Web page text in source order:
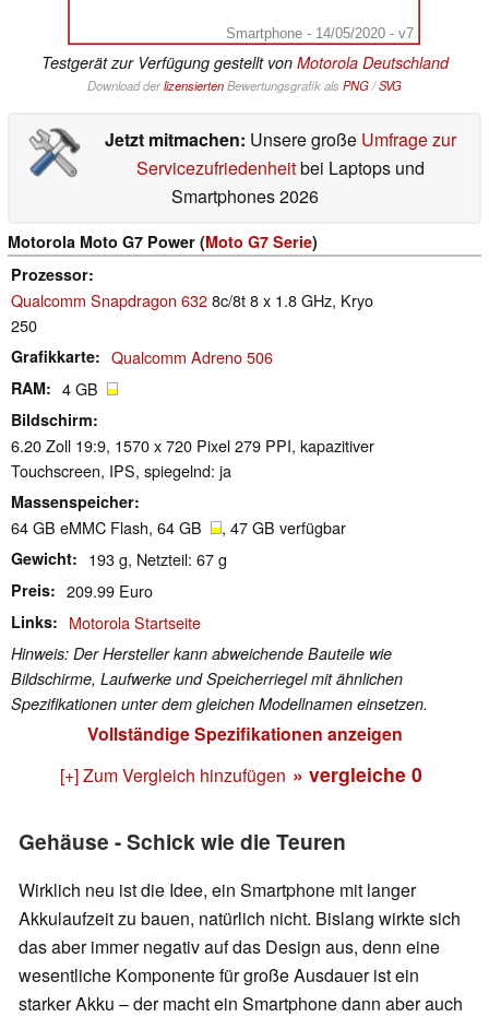
Smartphone - 14/05/2020 - v7
Testgerät zur Verfügung gestellt von Motorola Deutschland
Download derlizensiertenBewertungsgrafik als PNG/SVG
Jetzt mitmachen: Unsere große Umfrage zur
Servicezufriedenheitbei Laptops und
Smartphones 2026
Motorola Moto G7 Power (Moto G7 Serie)
Prozessor
Qualcomm Snapdragon 6328c/8t 8 x 1.8 GHz, Kryo
250
Grafikkarte Qualcomm Adreno 506
RAM 4 GB
Bildschirm
6.20 Zoll 19:9, 1570 x 720 Pixel 279 PPI, kapazitiver
Touchscreen, IPS, spiegelnd: ja
Massenspeicher
64 GB eMMC Flash, 64 GB , 47 GB verfügbar
Gewicht 193 g, Netzteil: 67 g
Preis 209.99 Euro
Links Motorola Startseite
Hinweis: Der Hersteller kann abweichende Bauteile wie
Bildschirme, Laufwerke und Speicherriegel mit ähnlichen
Spezifikationen unter dem gleichen Modellnamen einsetzen.
Vollständige Spezifikationen anzeigen
[+] Zum Vergleich hinzufügen » vergleiche 0
Gehäuse - Schick wie die Teuren
Wirklich neu ist die Idee, ein Smartphone mit langer
Akkulaufzeit zu bauen, natürlich nicht. Bislang wirkte sich
das aber immer negativ auf das Design aus, denn eine
wesentliche Komponente für große Ausdauer ist ein
starker Akku – der macht ein Smartphone dann aber auch